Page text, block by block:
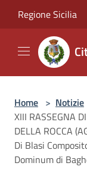
Regione Sicilia
Home > Notizie
XIII RASSEGNA
DELLA ROCCA
Di Blasi
Dominum di